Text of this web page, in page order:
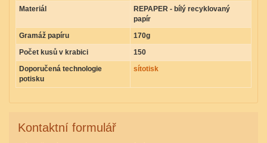
Materiál
REPAPER - bílý recyklovaný
papír
Gramáž papíru
170g
Počet kusů v krabici
150
Doporučená technologie
potisku
sítotisk
Kontaktní formulář